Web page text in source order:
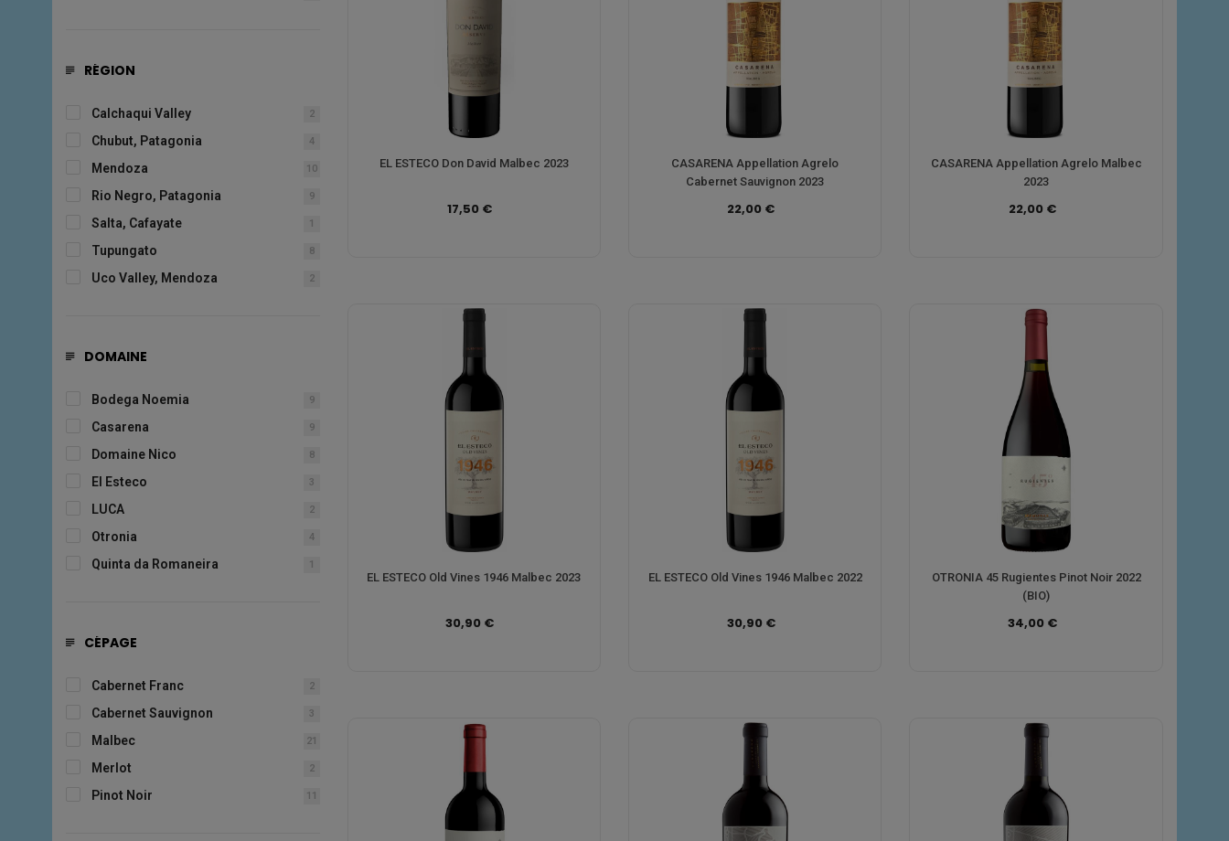
RÉGION
Calchaqui Valley 2
Chubut, Patagonia 4
Mendoza 10
Rio Negro, Patagonia 9
Salta, Cafayate 1
Tupungato 8
Uco Valley, Mendoza 2
DOMAINE
Bodega Noemia 9
Casarena 9
Domaine Nico 8
El Esteco 3
LUCA 2
Otronia 4
Quinta da Romaneira 1
CÉPAGE
Cabernet Franc 2
Cabernet Sauvignon 3
Malbec 21
Merlot 2
Pinot Noir 11
EL ESTECO Don David Malbec 2023
17,50 €
CASARENA Appellation Agrelo
Cabernet Sauvignon 2023
22,00 €
CASARENA Appellation Agrelo Malbec
2023
22,00 €
EL ESTECO Old Vines 1946 Malbec 2023
30,90 €
EL ESTECO Old Vines 1946 Malbec 2022
30,90 €
OTRONIA 45 Rugientes Pinot Noir 2022
(BIO)
34,00 €